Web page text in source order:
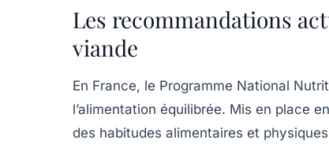
Les recommandations
viande
En France, le Programme National
l’alimentation équilibrée. Mis en place
des habitudes alimentaires et